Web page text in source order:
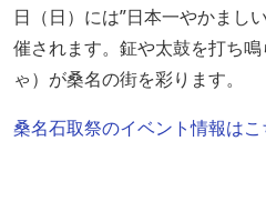
日（日）には”日本一やかまし
催されます。鉦や太鼓を打ち
ゃ）が桑名の街を彩ります。
桑名石取祭のイベント情報はこ